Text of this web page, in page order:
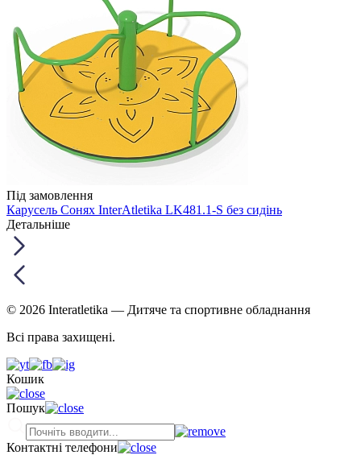
Під замовлення
Карусель Сонях InterAtletika LK481.1-S без сидінь
Детальніше
© 2026 Interatletika — Дитяче та спортивне обладнання
Всі права захищені.
Кошик
Пошук
Контактні телефони